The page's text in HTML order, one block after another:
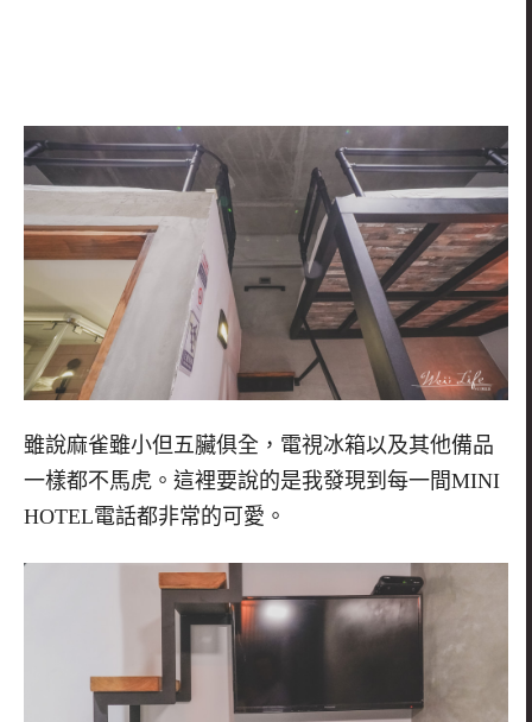
雖說麻雀雖小但五臟俱全，電視冰箱以及其他備品
一樣都不馬虎。這裡要說的是我發現到每一間MINI
HOTEL電話都非常的可愛。